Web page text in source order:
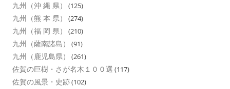
九州（沖 縄 県） (125)
九州（熊 本 県） (274)
九州（福 岡 県） (210)
九州（薩南諸島） (91)
九州（鹿児島県） (261)
佐賀の巨樹・さが名木１００選 (117)
佐賀の風景・史跡(102)